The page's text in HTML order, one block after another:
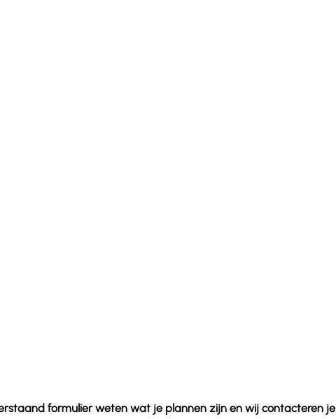
formulier weten wat je plannen zijn en wij contacteren je